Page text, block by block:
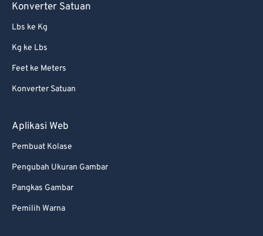
Konverter Satuan
Lbs ke Kg
Kg ke Lbs
Feet ke Meters
Konverter Satuan
Aplikasi Web
Pembuat Kolase
Pengubah Ukuran Gambar
Pangkas Gambar
Pemilih Warna